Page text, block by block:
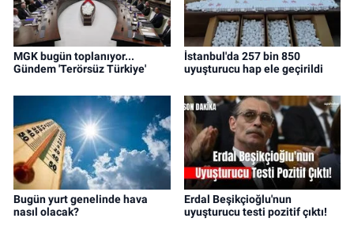
MGK bugün toplanıyor...
Gündem 'Terörsüz Türkiye'
İstanbul'da 257 bin 850
uyuşturucu hap ele geçirildi
Bugün yurt genelinde hava
nasıl olacak?
Erdal Beşikçioğlu'nun
uyuşturucu testi pozitif çıktı!